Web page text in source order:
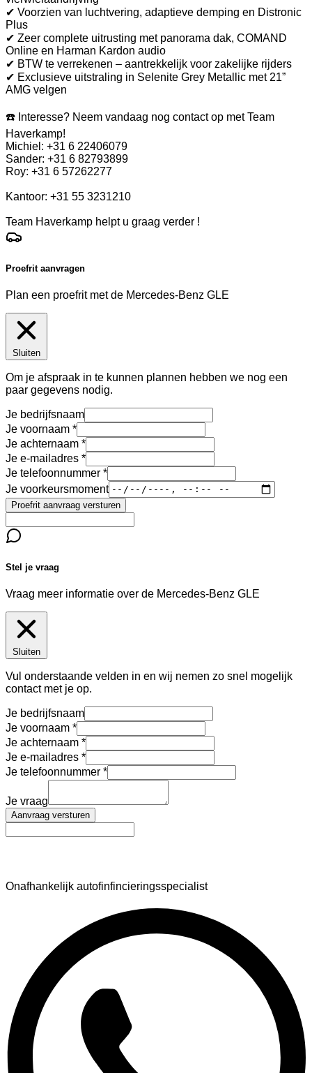
✔ Voorzien van luchtvering, adaptieve demping en Distronic
Plus
✔ Zeer complete uitrusting met panorama dak, COMAND
Online en Harman Kardon audio
✔ BTW te verrekenen – aantrekkelijk voor zakelijke rijders
✔ Exclusieve uitstraling in Selenite Grey Metallic met 21”
AMG velgen
☎️ Interesse? Neem vandaag nog contact op met Team
Haverkamp!
Michiel: +31 6 22406079
Sander: +31 6 82793899
Roy: +31 6 57262277
Kantoor: +31 55 3231210
Team Haverkamp helpt u graag verder !
Proefrit aanvragen
Plan een proefrit met de Mercedes-Benz GLE
Sluiten
Om je afspraak in te kunnen plannen hebben we nog een
paar gegevens nodig.
Je bedrijfsnaam
Je voornaam
Je achternaam
Je e-mailadres
Je telefoonnummer
Je voorkeursmoment
Proefrit aanvraag versturen
Stel je vraag
Vraag meer informatie over de Mercedes-Benz GLE
Sluiten
Vul onderstaande velden in en wij nemen zo snel mogelijk
contact met je op.
Je bedrijfsnaam
Je voornaam
Je achternaam
Je e-mailadres
Je telefoonnummer
Je vraag
Aanvraag versturen
Onafhankelijk autofinfincieringsspecialist